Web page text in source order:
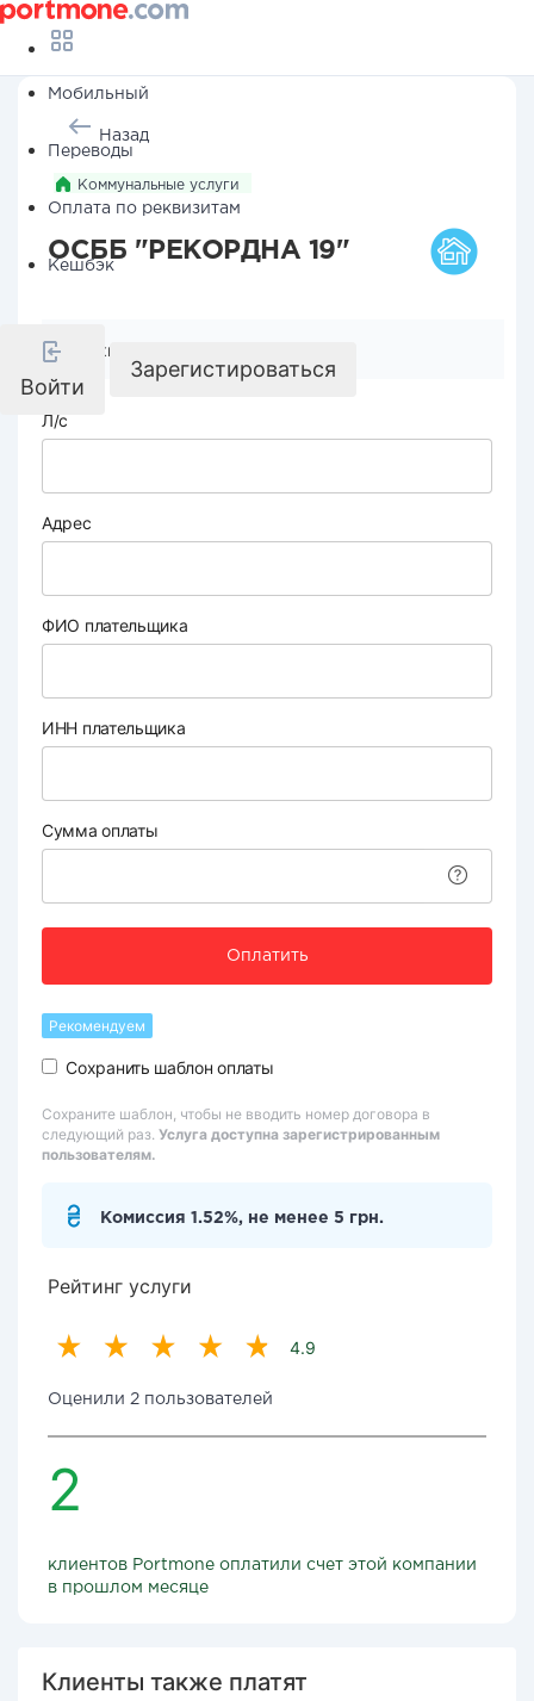
Мобильный
Переводы
Оплата по реквизитам
Кешбэк
Войти
Зарегистироваться
Назад
Коммунальные услуги
ОСББ "РЕКОРДНА 19"
Реквизиты компании
Л/с
Адрес
ФИО плательщика
ИНН плательщика
Сумма оплаты
Оплатить
Рекомендуем
Сохранить шаблон оплаты
Сохраните шаблон, чтобы не вводить номер договора в
следующий раз. Услуга доступна зарегистрированным
пользователям.
Комиссия 1.52%, не менее 5 грн.
Рейтинг услуги
4.9
Оценили 2 пользователей
2
клиентов Portmone оплатили счет этой компании
в прошлом месяце
Клиенты также платят